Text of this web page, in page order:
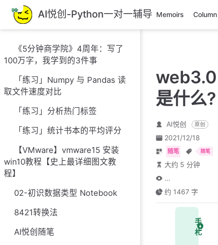
跳
至
主
容
AI悦创-Python一对一辅导 Memoirs Column
《5分钟商学院》4周年：写了
100万字，我学到的3件事
「练习」Numpy 与 Pandas 读
取文件速度对比
「练习」分析热门标签
「练习」统计书本的平均评分
【VMware】vmware15 安装
win10教程【史上最详细图文教
程】
02-初识数据类型 Notebook
8421转换法
AI悦创随笔
web3.0
是什么?
AI悦创 原创
2021/12/18
随笔 随笔
大约 5 分钟
...
约 1467 字
手
札